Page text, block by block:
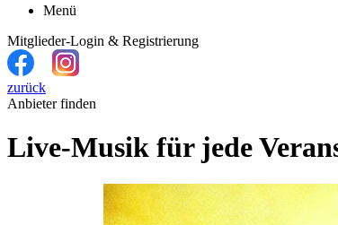
Menü
Mitglieder-Login & Registrierung
zurück
Anbieter finden
Live-Musik für jede